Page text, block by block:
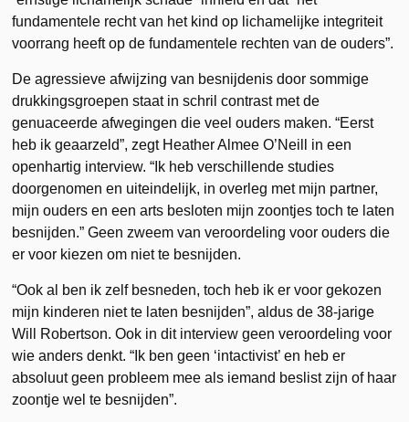
fundamentele recht van het kind op lichamelijke integriteit
voorrang heeft op de fundamentele rechten van de ouders”.
De agressieve afwijzing van besnijdenis door sommige
drukkingsgroepen staat in schril contrast met de
genuaceerde afwegingen die veel ouders maken. “Eerst
heb ik geaarzeld”, zegt Heather Almee O’Neill in een
openhartig interview. “Ik heb verschillende studies
doorgenomen en uiteindelijk, in overleg met mijn partner,
mijn ouders en een arts besloten mijn zoontjes toch te laten
besnijden.” Geen zweem van veroordeling voor ouders die
er voor kiezen om niet te besnijden.
“Ook al ben ik zelf besneden, toch heb ik er voor gekozen
mijn kinderen niet te laten besnijden”, aldus de 38-jarige
Will Robertson. Ook in dit interview geen veroordeling voor
wie anders denkt. “Ik ben geen ‘intactivist’ en heb er
absoluut geen probleem mee als iemand beslist zijn of haar
zoontje wel te besnijden”.